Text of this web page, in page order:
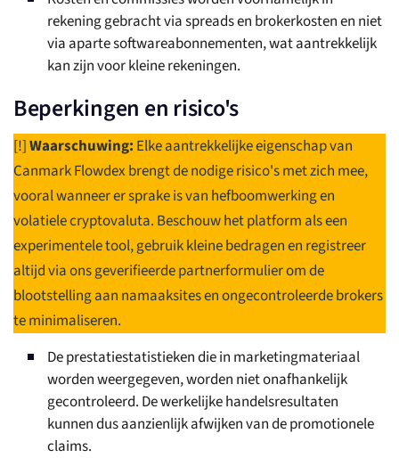
rekening gebracht via spreads en brokerkosten en niet
via aparte softwareabonnementen, wat aantrekkelijk
kan zijn voor kleine rekeningen.
Beperkingen en risico's
[!]Waarschuwing: Elke aantrekkelijke eigenschap van
Canmark Flowdex brengt de nodige risico's met zich mee,
vooral wanneer er sprake is van hefboomwerking en
volatiele cryptovaluta. Beschouw het platform als een
experimentele tool, gebruik kleine bedragen en registreer
altijd via ons geverifieerde partnerformulier om de
blootstelling aan namaaksites en ongecontroleerde brokers
te minimaliseren.
De prestatiestatistieken die in marketingmateriaal
worden weergegeven, worden niet onafhankelijk
gecontroleerd. De werkelijke handelsresultaten
kunnen dus aanzienlijk afwijken van de promotionele
claims.